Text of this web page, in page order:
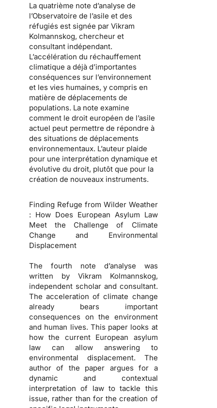
La quatrième note d’analyse de
l’Observatoire de l’asile et des
réfugiés est signée par Vikram
Kolmannskog, chercheur et
consultant indépendant.
L’accélération du réchauffement
climatique a déjà d’importantes
conséquences sur l’environnement
et les vies humaines, y compris en
matière de déplacements de
populations. La note examine
comment le droit européen de l’asile
actuel peut permettre de répondre à
des situations de déplacements
environnementaux. L’auteur plaide
pour une interprétation dynamique et
évolutive du droit, plutôt que pour la
création de nouveaux instruments.
Finding Refuge from Wilder Weather
: How Does European Asylum Law
Meet the Challenge of Climate
Change and Environmental
Displacement
The fourth note d’analyse was
written by Vikram Kolmannskog,
independent scholar and consultant.
The acceleration of climate change
already bears important
consequences on the environment
and human lives. This paper looks at
how the current European asylum
law can allow answering to
environmental displacement. The
author of the paper argues for a
dynamic and contextual
interpretation of law to tackle this
issue, rather than for the creation of